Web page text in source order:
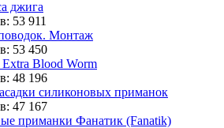
джига
53 911
Монтаж
53 450
Blood Worm
48 196
силиконовых приманок
47 167
приманки Фанатик (Fanatik)